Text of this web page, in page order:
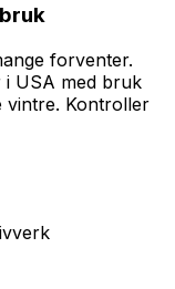
forventer.
USA med bruk
vintre. Kontroller